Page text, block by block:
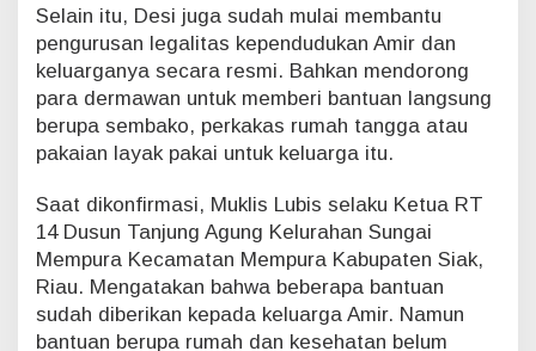
Selain itu, Desi juga sudah mulai membantu
pengurusan legalitas kependudukan Amir dan
keluarganya secara resmi. Bahkan mendorong
para dermawan untuk memberi bantuan langsung
berupa sembako, perkakas rumah tangga atau
pakaian layak pakai untuk keluarga itu.
Saat dikonfirmasi, Muklis Lubis selaku Ketua RT
14 Dusun Tanjung Agung Kelurahan Sungai
Mempura Kecamatan Mempura Kabupaten Siak,
Riau. Mengatakan bahwa beberapa bantuan
sudah diberikan kepada keluarga Amir. Namun
bantuan berupa rumah dan kesehatan belum